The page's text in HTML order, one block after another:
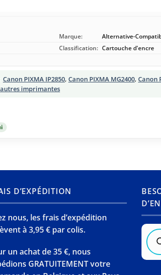
Marque:
Alternative-
Classification: Cartouche d'encre
Canon PIXMA IP2850, Canon PIXMA MG2400, Canon
imprimantes
D’EXPÉDITION
nous, les frais d’expédition
à 3,95 € par colis.
un achat de 35 €, nous
GRATUITEMENT votre
de